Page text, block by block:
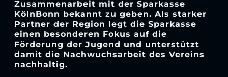
Zusammenarbeit mit der Sparkasse
KölnBonn bekannt zu geben. Als starker
Partner der Region legt die Sparkasse
einen besonderen Fokus auf die
Förderung der Jugend und unterstützt
damit die Nachwuchsarbeit des Vereins
nachhaltig.